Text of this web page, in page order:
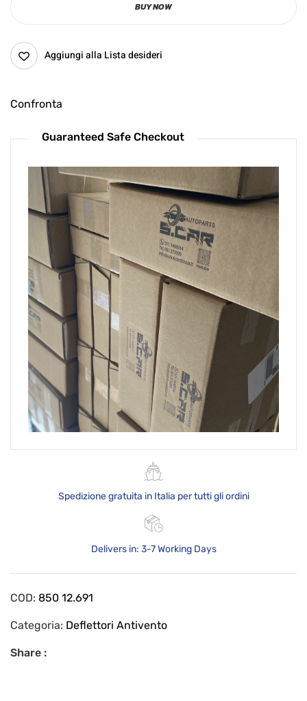
BUY NOW
Aggiungi alla Lista desideri
Confronta
Guaranteed Safe Checkout
Spedizione gratuita in Italia per tutti gli ordini
Delivers in: 3-7 Working Days
COD: 850 12.691
Categoria: Deflettori Antivento
Share :